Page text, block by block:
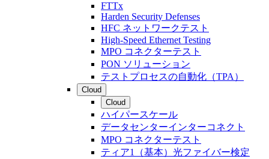
FTTx
Harden Security Defenses
HFC ネットワークテスト
High-Speed Ethernet Testing
MPO コネクターテスト
PON ソリューション
テストプロセスの自動化（TPA）
Cloud
Cloud
ハイパースケール
データセンターインターコネクト
MPO コネクターテスト
ティア1（基本）光ファイバー検定